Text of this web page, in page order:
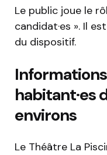
Le public joue le
candidat·es ». Il
du dispositif.
habitant·es
environs
Le Théâtre La